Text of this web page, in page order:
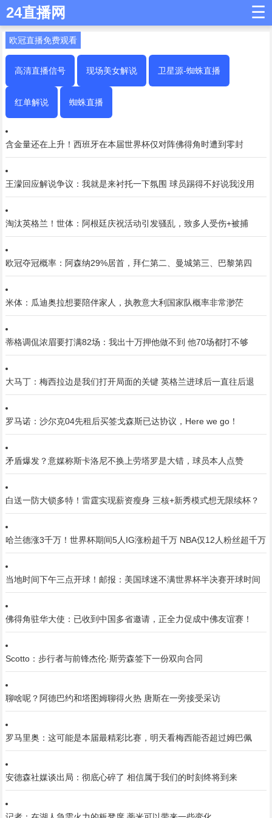
24直播网 ☰
欧冠直播免费观看
高清直播信号 现场美女解说 卫星源-蜘蛛直播
红单解说 蜘蛛直播
含金量还在上升！西班牙在本届世界杯仅对阵佛得角时遭到零封
王濛回应解说争议：我就是来衬托一下氛围 球员踢得不好说我没用
淘汰英格兰！世体：阿根廷庆祝活动引发骚乱，致多人受伤+被捕
欧冠夺冠概率：阿森纳29%居首，拜仁第二、曼城第三、巴黎第四
米体：瓜迪奥拉想要陪伴家人，执教意大利国家队概率非常渺茫
蒂格调侃浓眉要打满82场：我出十万押他做不到 他70场都打不够
大马丁：梅西拉边是我们打开局面的关键 英格兰进球后一直往后退
罗马诺：沙尔克04先租后买签戈森斯已达协议，Here we go！
矛盾爆发？意媒称斯卡洛尼不换上劳塔罗是大错，球员本人点赞
白送一防大锁多特！雷霆实现薪资瘦身 三核+新秀模式想无限续杯？
哈兰德涨3千万！世界杯期间5人IG涨粉超千万 NBA仅12人粉丝超千万
当地时间下午三点开球！邮报：美国球迷不满世界杯半决赛开球时间
佛得角驻华大使：已收到中国多省邀请，正全力促成中佛友谊赛！
Scotto：步行者与前锋杰伦·斯劳森签下一份双向合同
聊啥呢？阿德巴约和塔图姆聊得火热 唐斯在一旁接受采访
罗马里奥：这可能是本届最精彩比赛，明天看梅西能否超过姆巴佩
安德森社媒谈出局：彻底心碎了 相信属于我们的时刻终将到来